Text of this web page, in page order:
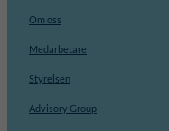
Om oss
Medarbetare
Styrelsen
Advisory Group